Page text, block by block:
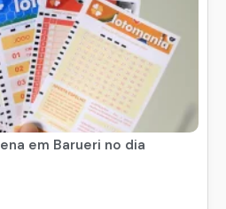
em Barueri no dia